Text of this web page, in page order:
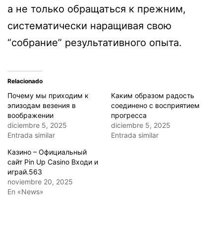
а не только обращаться к прежним,
систематически наращивая свою
“собрание” результативного опыта.
Relacionado
Почему мы приходим к
эпизодам везения в
воображении
diciembre 5, 2025
Entrada similar
Каким образом радость
соединено с восприятием
прогресса
diciembre 5, 2025
Entrada similar
Казино – Официальный
сайт Pin Up Casino Входи и
играй.563
noviembre 20, 2025
En «News»